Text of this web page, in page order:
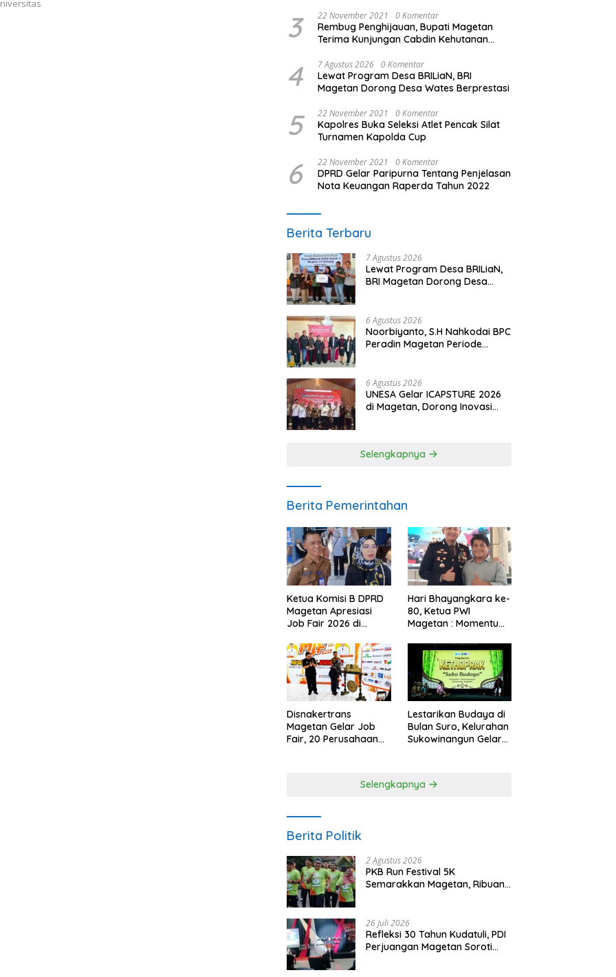
3 22 November 2021 0 Komentar
Rembug Penghijauan, Bupati Magetan
Terima Kunjungan Cabdin Kehutanan
4 7 Agustus 2026 0 Komentar
Lewat Program Desa BRILiaN, BRI
Magetan Dorong Desa Wates Berprestasi
5 22 November 2021 0 Komentar
Kapolres Buka Seleksi Atlet Pencak Silat
Turnamen Kapolda Cup
6 22 November 2021 0 Komentar
DPRD Gelar Paripurna Tentang Penjelasan
Nota Keuangan Raperda Tahun 2022
Berita Terbaru
7 Agustus 2026
Lewat Program Desa BRILiaN,
BRI Magetan Dorong Desa
6 Agustus 2026
Noorbiyanto, S.H Nahkodai BPC
Peradin Magetan Periode
6 Agustus 2026
UNESA Gelar ICAPSTURE 2026
di Magetan, Dorong Inovasi
Selengkapnya
Berita Pemerintahan
Ketua Komisi B DPRD
Magetan Apresiasi
Job Fair 2026 di
Anggaran
Hari Bhayangkara ke-
80, Ketua PWI
Magetan : Momentum
Kepercayaan Publik
Disnakertrans
Magetan Gelar Job
Fair, 20 Perusahaan
Lestarikan Budaya di
Bulan Suro, Kelurahan
Sukowinangun Gelar
Selengkapnya
Berita Politik
2 Agustus 2026
PKB Run Festival 5K
Semarakkan Magetan, Ribuan
26 Juli 2026
Refleksi 30 Tahun Kudatuli, PDI
Perjuangan Magetan Soroti